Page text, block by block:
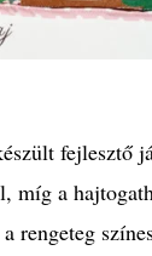
fejlesztő
míg a
rengeteg